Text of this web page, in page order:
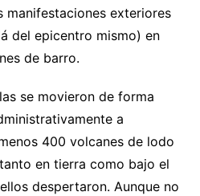
manifestaciones exteriores
del epicentro mismo) en
de barro.
se movieron de forma
a
400 volcanes de lodo
en tierra como bajo el
despertaron. Aunque no